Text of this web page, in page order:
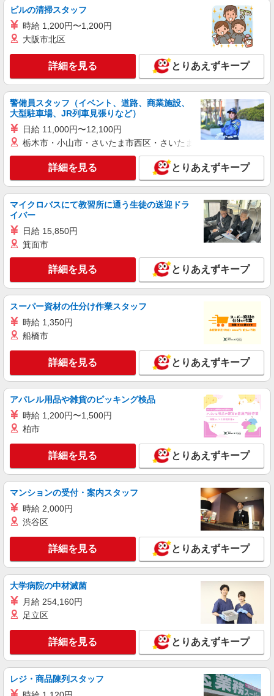
志）：あり 年2回。勤続年数により金額UP。
ケアセンターけやき園 （千葉県千葉市緑区鎌
キープ 詳細を見る
パート
ピザハット 鎌取店
未経験OK！ピザハットピザメイクスタッフ
（インストア）
時給1,150円以上 平日 時給1,150円以上 土日・
祝日 時給1,150円以上
イフ1F
キープ 詳細を見る
正社員
株式会社HITOWA フードサービスカンパニー
福祉施設での調理師（チーフ候補）【正社員】
月給23万円〜30万円 ※給与は経験や前職給与
に応じて決定します。 賞与年2回
アシステッドリビング土気 （千葉県千葉市緑
区土気町299-4）
キープ 詳細を見る
アルバイト パート
COCO’S あすみが丘店
ココスのキッチン（フード）スタッフ
時給1200円 ※22:00〜翌5:00：時給1500円 ※
高校生時給1150円 ■【土日祝加給】 土日祝は1時
間当たり＋50円 ■特別手当 早朝手当（5:00〜
千葉県千葉市緑区あすみが丘4-19-10
キープ 詳細を見る
アルバイト パート
株式会社HITOWA フードサービスカンパニー
福祉施設での調理員【アルバイト・パート】
変動します。 ※AP評価制度：あり 年1回の評価
により時給を見直します。 ※アルバイト賞与（寸
志）：あり 年2回。勤続年数により金額UP。
アシステッドリビング土気 （千葉県千葉市緑
区土気町299-4）
キープ 詳細を見る
アルバイト
すき家 おゆみ野店
すき家の店舗スタッフ（接客・調理・清掃な
ど）
時給1,230円 ※22:00〜翌5:00：時給1,538円 ※
高校生時給1,200円 ※土日祝手当 時給＋50円 ※
早朝手当（5:00〜9:00）時給＋200円
千葉県千葉市緑区おゆみ野南5-7-1
ビルの清掃スタッフ
時給 1,200円〜1,200円
大阪市北区
詳細を見る とりあえずキープ
警備員スタッフ（イベント、道路、商業施設、
大型駐車場、JR列車見張りなど）
日給 11,000円〜12,100円
栃木市・小山市・さいたま市西区・さいたま市岩槻区・久喜市・
詳細を見る とりあえずキープ
マイクロバスにて教習所に通う生徒の送迎ドラ
イバー
日給 15,850円
箕面市
詳細を見る とりあえずキープ
スーパー資材の仕分け作業スタッフ
時給 1,350円
船橋市
詳細を見る とりあえずキープ
アパレル用品や雑貨のピッキング検品
時給 1,200円〜1,500円
柏市
詳細を見る とりあえずキープ
マンションの受付・案内スタッフ
時給 2,000円
渋谷区
詳細を見る とりあえずキープ
大学病院の中材滅菌
月給 254,160円
足立区
詳細を見る とりあえずキープ
レジ・商品陳列スタッフ